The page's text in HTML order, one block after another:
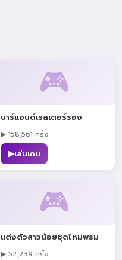
🎮
บาร์แอนด์เรสเตอร์รอง
▶ 158,561 ครั้ง
▶เล่นเกม
🎮
แต่งตัวสาวน้อยชุดไหมพรม
▶ 52,239 ครั้ง